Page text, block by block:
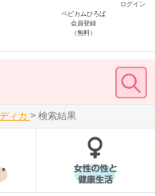
ログイン
ベビカムひろば
会員登録
（無料）
ィカ > 検索結果